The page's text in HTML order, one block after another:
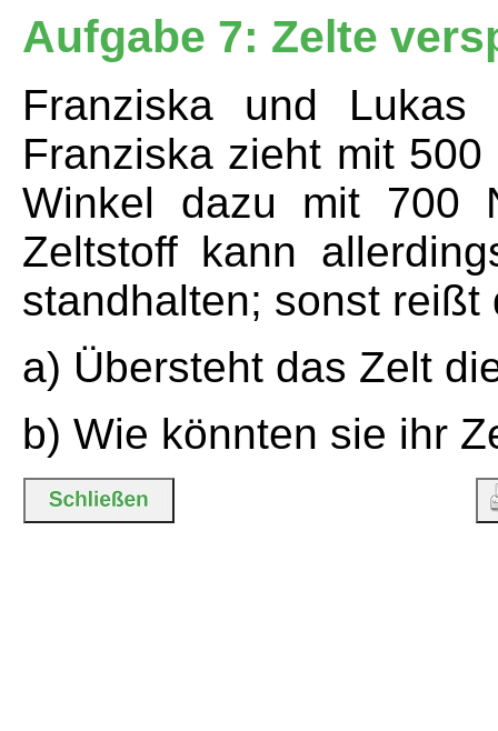
Aufgabe 7: Zelte
Franziska und
Franziska zieht mit
Winkel dazu mit 700
Zeltstoff kann
standhalten; sonst reißt
a) Übersteht das Zelt
b) Wie könnten sie ihr